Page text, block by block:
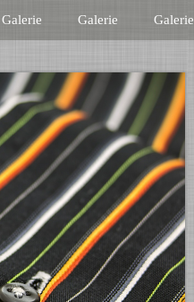
Galerie Galerie Galerie